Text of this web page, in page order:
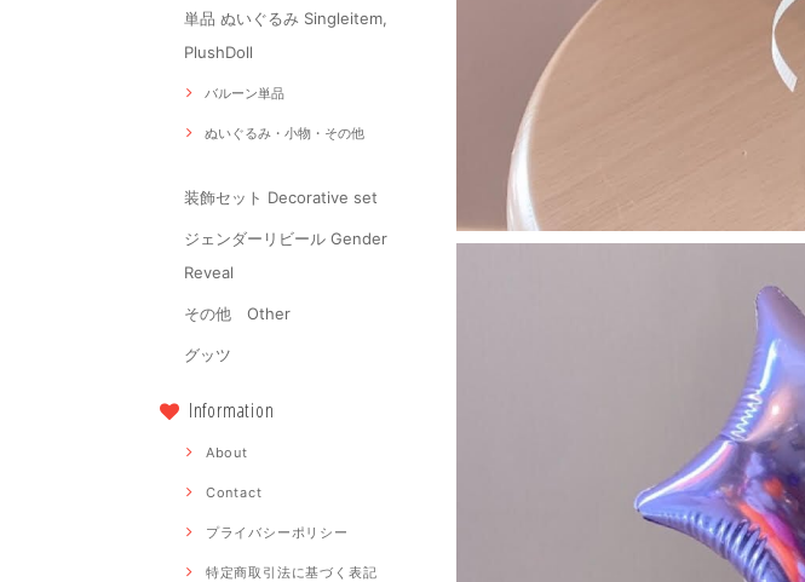
単品 ぬいぐるみ Singleitem,
PlushDoll
バルーン単品
ぬいぐるみ・小物・その他
装飾セット Decorative set
ジェンダーリビール Gender
Reveal
その他 Other
グッツ
Information
About
Contact
プライバシーポリシー
特定商取引法に基づく表記